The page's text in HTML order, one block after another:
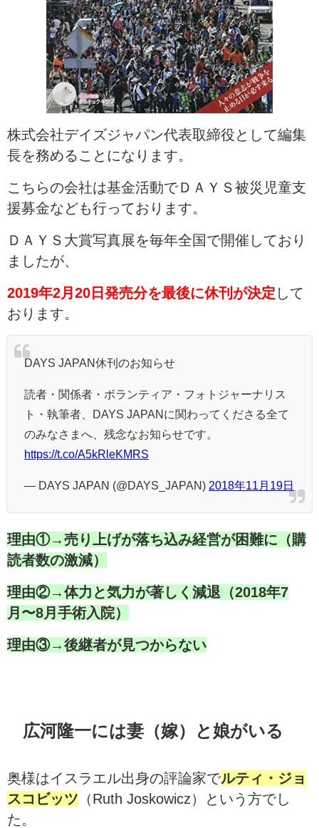
株式会社デイズジャパン代表取締役として編集
長を務めることになります。
こちらの会社は基金活動でＤＡＹＳ被災児童支
援募金なども行っております。
ＤＡＹＳ大賞写真展を毎年全国で開催しており
ましたが、
2019年2月20日発売分を最後に休刊が決定 して
おります。
DAYS JAPAN休刊のお知らせ
読者・関係者・ボランティア・フォトジャーナリス
ト・執筆者、DAYS JAPANに関わってくださる全て
のみなさまへ、残念なお知らせです。
https://t.co/A5kRleKMRS
— DAYS JAPAN (@DAYS_JAPAN) 2018年11月19日
理由①→売り上げが落ち込み経営が困難に（購
読者数の激減）
理由②→体力と気力が著しく減退（2018年7
月〜8月手術入院）
理由③→後継者が見つからない
広河隆一には妻（嫁）と娘がいる
奥様はイスラエル出身の評論家でルティ・ジョ
スコビッツ （Ruth Joskowicz）という方でし
た。